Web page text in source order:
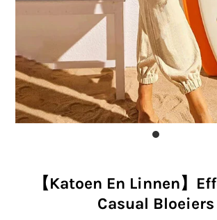
【Katoen En Linnen】
Casual Bloeiers